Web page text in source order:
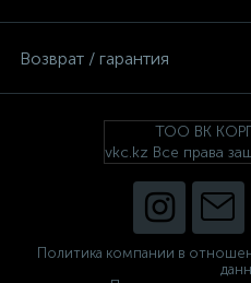
Возврат / гарантия
ТОО ВК
vkc.kz Все права
Политика компании в